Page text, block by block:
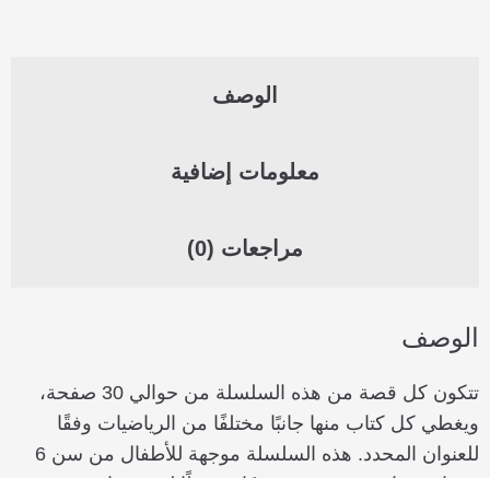
الوصف
معلومات إضافية
مراجعات (0)
الوصف
تتكون كل قصة من هذه السلسلة من حوالي 30 صفحة،
ويغطي كل كتاب منها جانبًا مختلفًا من الرياضيات وفقًا
للعنوان المحدد. هذه السلسلة موجهة للأطفال من سن 6